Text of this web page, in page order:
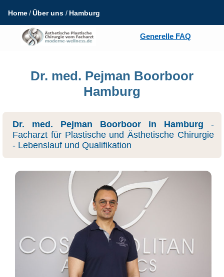
Generelle FAQ
Home Über uns Hamburg
Dr. med. Pejman Boorboor
Hamburg
Dr. med. Pejman Boorboor in Hamburg -
Facharzt für Plastische und Ästhetische Chirurgie
- Lebenslauf und Qualifikation